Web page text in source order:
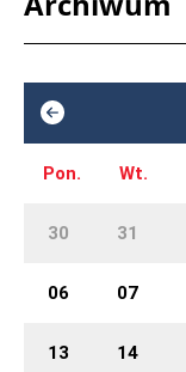
Pon. Wt.
30 31
06 07
13 14